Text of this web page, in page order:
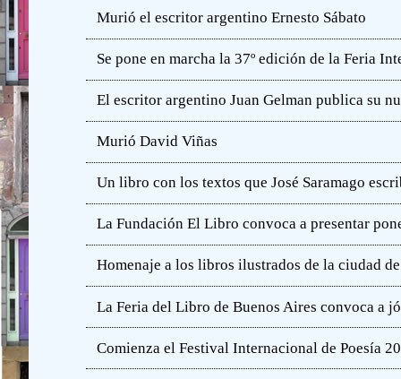
Murió el escritor argentino Ernesto Sábato
Se pone en marcha la 37º edición de la Feria
El escritor argentino Juan Gelman publica su
Murió David Viñas
Un libro con los textos que José Saramago
La Fundación El Libro convoca a presentar
Homenaje a los libros ilustrados de la ciudad
La Feria del Libro de Buenos Aires convoca a
Comienza el Festival Internacional de Poesía